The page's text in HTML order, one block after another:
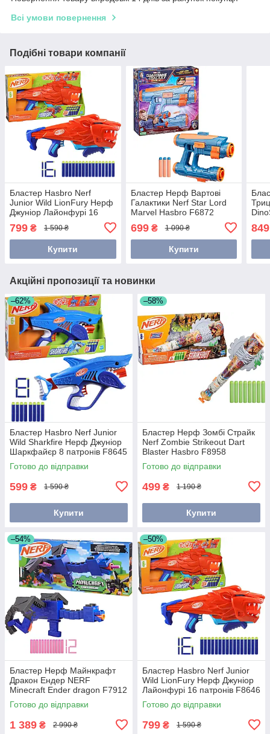
Всі умови повернення
Подібні товари компанії
Бластер Hasbro Nerf
Junior Wild LionFury Нерф
Джуніор Лайонфурі 16
799 ₴ 1 590 ₴
Купити
Бластер Нерф Вартові
Галактики Nerf Star Lord
Marvel Hasbro F6872
699₴ 1 090 ₴
Купити
849
Акційні пропозиції та новинки
–62%
Бластер Hasbro Nerf Junior
Wild Sharkfire Нерф Джуніор
Шаркфайєр 8 патронів F8645
Готово до відправки
599 ₴ 1 590 ₴
Купити
–58%
Бластер Нерф Зомбі Страйк
Nerf Zombie Strikeout Dart
Blaster Hasbro F8958
Готово до відправки
499 ₴ 1 190 ₴
Купити
–54%
Бластер Нерф Майнкрафт
Дракон Ендер NERF
Minecraft Ender dragon F7912
Готово до відправки
1 389 ₴ 2 990 ₴
–50%
Бластер Hasbro Nerf Junior
Wild LionFury Нерф Джуніор
Лайонфурі 16 патронів F8646
Готово до відправки
799 ₴ 1 590 ₴